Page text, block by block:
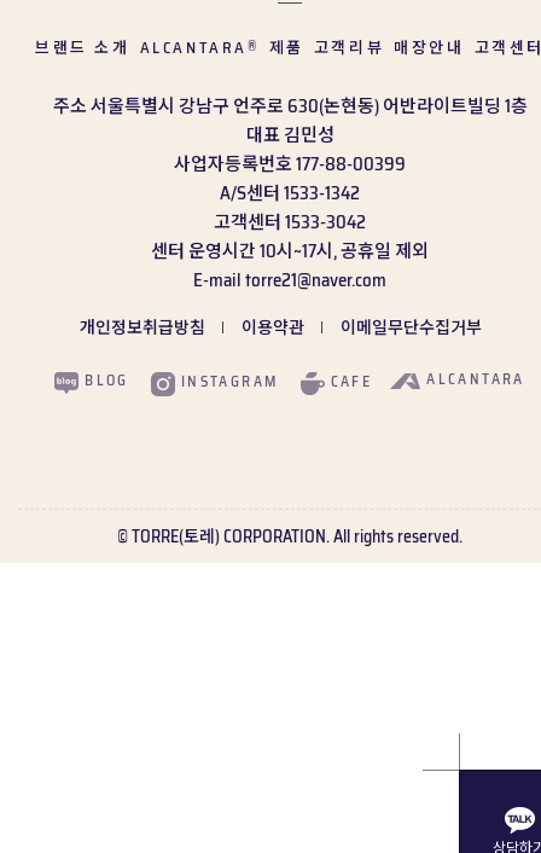
상담하
브랜드 소개 ALCANTARA® 제품 고객리뷰 매장안내 고객센
주소서울특별시 강남구 언주로 630(논현동) 어반라이트빌딩 1층
대표김민성
사업자등록번호177-88-00399
A/S센터1533-1342
고객센터1533-3042
센터 운영시간10시~17시, 공휴일 제외
E-mailtorre21@naver.com
개인정보취급방침 이용약관 이메일무단수집거부
BLOG INSTAGRAM CAFE ALCANTARA
© TORRE(토레) CORPORATION. All rights reserved.